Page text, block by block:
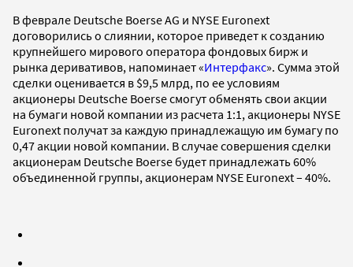
В феврале Deutsche Boerse AG и NYSE Euronext
договорились о слиянии, которое приведет к созданию
крупнейшего мирового оператора фондовых бирж и
рынка деривативов, напоминает «Интерфакс». Сумма этой
сделки оценивается в $9,5 млрд, по ее условиям
акционеры Deutsche Boerse смогут обменять свои акции
на бумаги новой компании из расчета 1:1, акционеры NYSE
Euronext получат за каждую принадлежащую им бумагу по
0,47 акции новой компании. В случае совершения сделки
акционерам Deutsche Boerse будет принадлежать 60%
объединенной группы, акционерам NYSE Euronext – 40%.